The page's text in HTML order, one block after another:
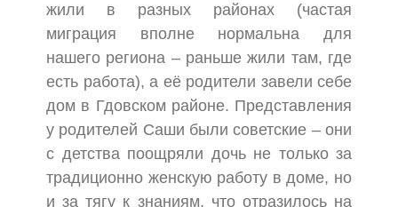
жили в разных районах (частая
миграция вполне нормальна для
нашего региона – раньше жили там, где
есть работа), а её родители завели себе
дом в Гдовском районе. Представления
у родителей Саши были советские – они
с детства поощряли дочь не только за
традиционно женскую работу в доме, но
и за тягу к знаниям, что отразилось на